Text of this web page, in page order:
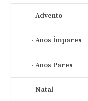
Advento
Anos Ímpares
Anos Pares
Natal